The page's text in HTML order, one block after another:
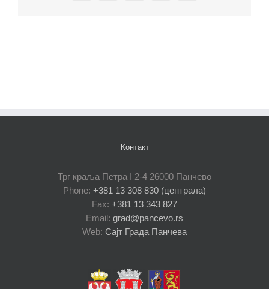
Контакт
Трг краља Петра I 2-4 26000 Панчево
Phone: +381 13 308 830 (централа)
Fax: +381 13 343 827
Email: grad@pancevo.rs
Web: Сајт Града Панчева